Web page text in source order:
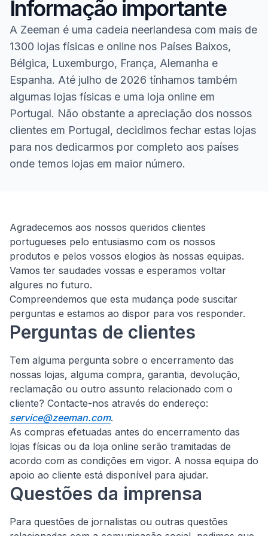
Informação importante
A Zeeman é uma cadeia neerlandesa com mais de
1300 lojas físicas e online nos Países Baixos,
Bélgica, Luxemburgo, França, Alemanha e
Espanha. Até julho de 2026 tínhamos também
algumas lojas físicas e uma loja online em
Portugal. Não obstante a apreciação dos nossos
clientes em Portugal, decidimos fechar estas lojas
para nos dedicarmos por completo aos países
onde temos lojas em maior número.
Homepage
Agradecemos aos nossos queridos clientes
portugueses pelo entusiasmo com os nossos
produtos e pelos vossos elogios às nossas equipas.
Vamos ter saudades vossas e esperamos voltar
algures no futuro.
Compreendemos que esta mudança pode suscitar
perguntas e estamos ao dispor para vos responder.
Perguntas de clientes
Tem alguma pergunta sobre o encerramento das
nossas lojas, alguma compra, garantia, devolução,
reclamação ou outro assunto relacionado com o
cliente? Contacte-nos através do endereço:
service@zeeman.com.
As compras efetuadas antes do encerramento das
lojas físicas ou da loja online serão tramitadas de
acordo com as condições em vigor. A nossa equipa do
apoio ao cliente está disponível para ajudar.
Questões da imprensa
Para questões de jornalistas ou outras questões